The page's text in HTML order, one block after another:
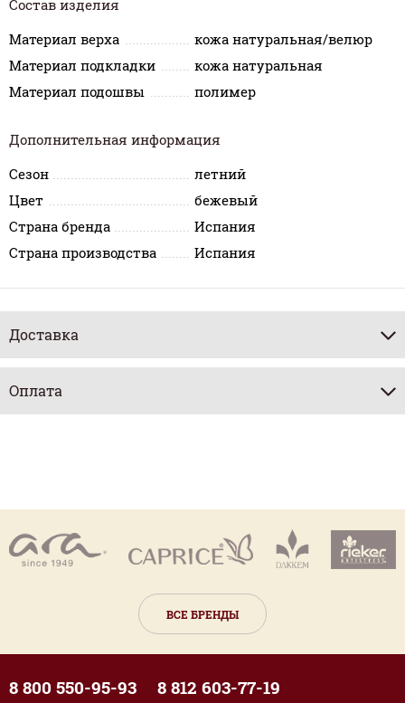
Состав изделия
Материал верха
кожа натуральная/велюр
Материал подкладки
кожа натуральная
Материал подошвы
полимер
Дополнительная информация
Сезон
летний
Цвет
бежевый
Страна бренда
Испания
Страна производства
Испания
Доставка
Оплата
ВСЕ БРЕНДЫ
8 800 550-95-93 8 812 603-77-19